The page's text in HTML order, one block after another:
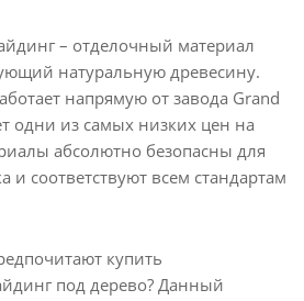
– отделочный материал
натуральную древесину.
напрямую от завода Grand
одни из самых низких цен на
абсолютно безопасны для
и соответствуют всем стандартам
купить
под дерево? Данный